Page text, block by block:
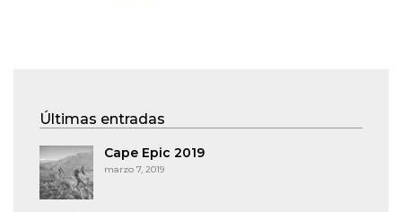
Últimas entradas
Cape Epic 2019
marzo 7, 2019